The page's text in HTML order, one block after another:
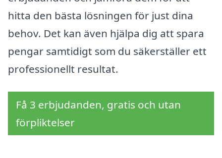
hitta den bästa lösningen för just dina
behov. Det kan även hjälpa dig att spara
pengar samtidigt som du säkerställer ett
professionellt resultat.
Få 3 erbjudanden, gratis och utan
förpliktelser